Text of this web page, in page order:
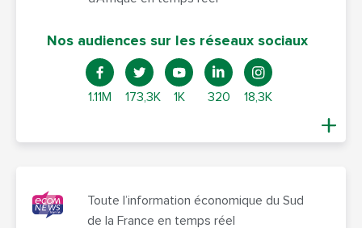
Nos audiences sur les réseaux sociaux
1.11M 173,3K 1K 320 18,3K
Toute l’information économique du Sud
de la France en temps réel